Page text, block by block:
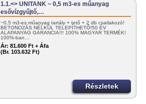
1.1.<> UNITANK ~ 0,5 m3-es műanyag
esővízgyűjtő,…
~0,5 m3-es műanyag tartály + tető + 2 db csatlakozó!
BETONOZÁS NÉLKÜL TELEPÍTHETŐ!50 ÉV
ALAPANYAG GARANCIA!!! 100% MAGYAR TERMÉK!
100%-ban…
Ár: 81.600 Ft + Áfa
(Br. 103.632 Ft)
Részletek